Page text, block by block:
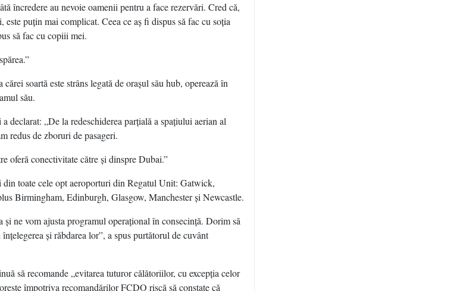
încredere au nevoie oamenii pentru a face rezervări. Cred că,
puţin mai complicat. Ceea ce aş fi dispus să fac cu soţia
să fac cu copiii mei.
soartă este strâns legată de oraşul său hub, operează în
său.
declarat: „De la redeschiderea parţială a spaţiului aerian al
redus de zboruri de pasageri.
oferă conectivitate către şi dinspre Dubai.”
din toate cele opt aeroporturi din Regatul Unit: Gatwick,
Birmingham, Edinburgh, Glasgow, Manchester şi Newcastle.
şi ne vom ajusta programul operaţional în consecinţă. Dorim să
şi răbdarea lor”, a spus purtătorul de cuvânt
să recomande „evitarea tuturor călătoriilor, cu excepţia celor
împotriva recomandărilor FCDO riscă să constate că